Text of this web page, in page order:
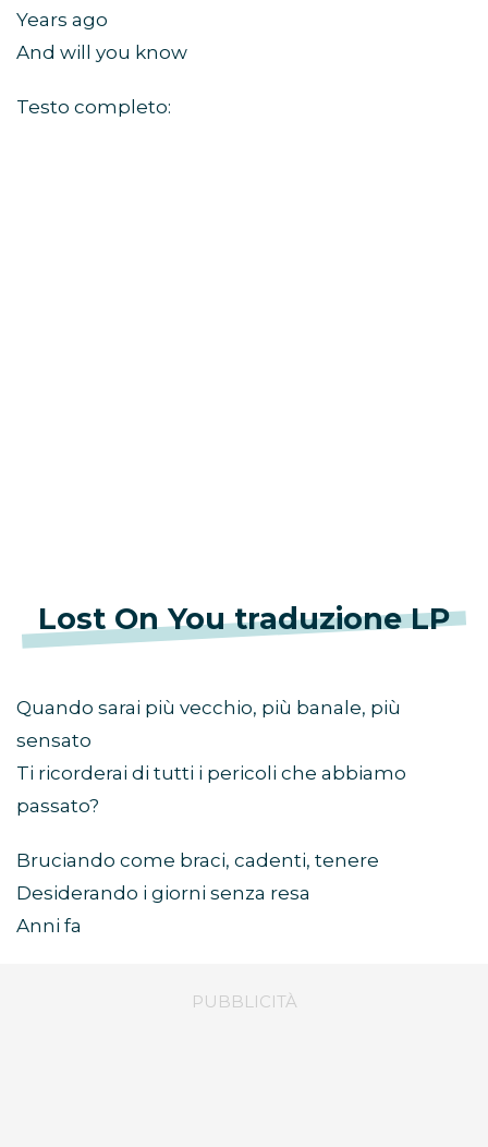
Years ago
And will you know
Testo completo:
Lost On You traduzione LP
Quando sarai più vecchio, più banale, più
sensato
Ti ricorderai di tutti i pericoli che abbiamo
passato?
Bruciando come braci, cadenti, tenere
Desiderando i giorni senza resa
Anni fa